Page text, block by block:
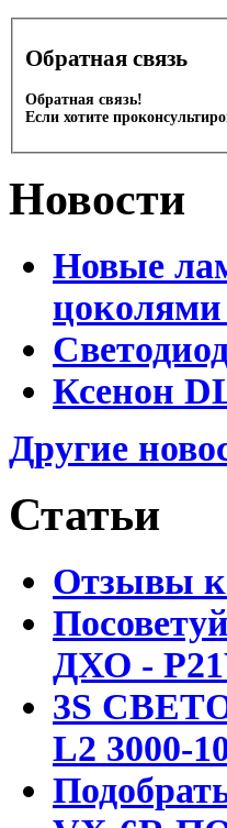
Обратная связь
Обратная связь!
Если хотите
Новости
Новые
цоколями
Ксенон
Другие
Статьи
Отзывы
ДХО -
3S
L2 3000-